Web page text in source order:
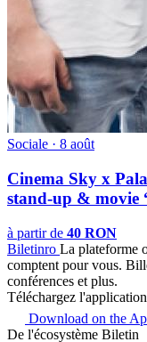
Sociale · 8 août
Cinema Sky x
stand-up & movie
à partir de 40 RON
Biletinro La plateforme
comptent pour vous.
conférences et plus.
Téléchargez
Download on the
De l'écosystème Biletin